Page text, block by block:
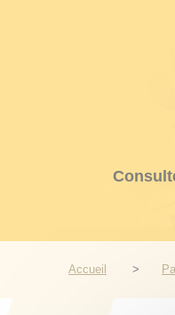
Accueil